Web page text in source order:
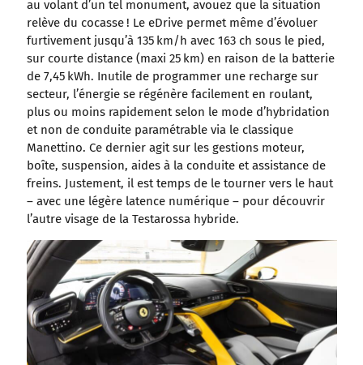
au volant d’un tel monument, avouez que la situation
relève du cocasse ! Le eDrive permet même d’évoluer
furtivement jusqu’à 135 km/h avec 163 ch sous le pied,
sur courte distance (maxi 25 km) en raison de la batterie
de 7,45 kWh. Inutile de programmer une recharge sur
secteur, l’énergie se régénère facilement en roulant,
plus ou moins rapidement selon le mode d’hybridation
et non de conduite paramétrable via le classique
Manettino. Ce dernier agit sur les gestions moteur,
boîte, suspension, aides à la conduite et assistance de
freins. Justement, il est temps de le tourner vers le haut
– avec une légère latence numérique – pour découvrir
l’autre visage de la Testarossa hybride.